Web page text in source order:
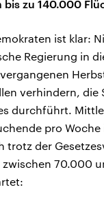
bis zu 140.000
ist klar:
Regierung in
verhindern, die
durchführt.
pro Woche
trotz der
70.000